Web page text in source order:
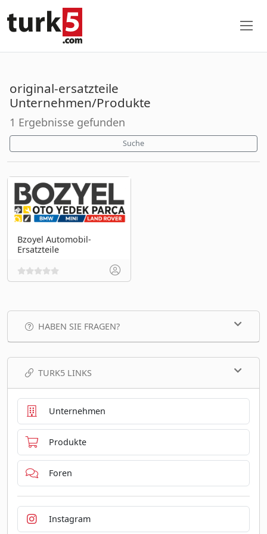
original-ersatzteile
Unternehmen/Produkte
1 Ergebnisse gefunden
Suche
Bzoyel Automobil-
Ersatzteile
HABEN SIE FRAGEN?
TURK5 LINKS
Unternehmen
Produkte
Foren
Instagram